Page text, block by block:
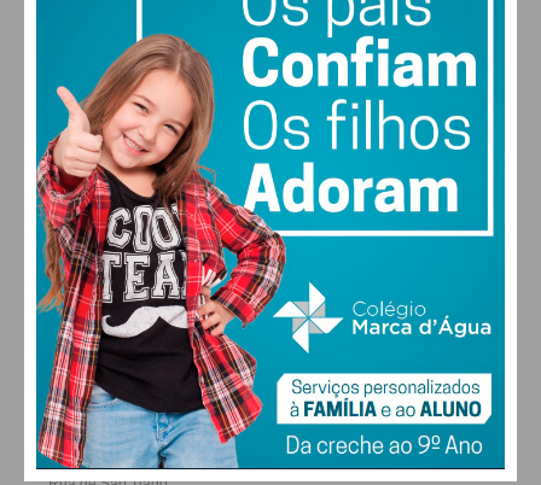
28°
SÁB
27
DOM
28°
SEG
30°
ALTERAR
FARMACIAS DE SERVIÇO EM PAÇOS DE
FERREIRA